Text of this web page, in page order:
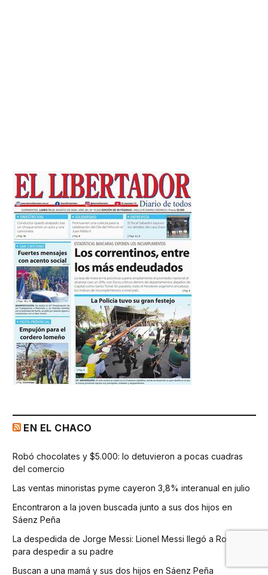
EN EL CHACO
Robó chocolates y $5.000: lo detuvieron a pocas cuadras
del comercio
Las ventas minoristas pyme cayeron 3,8% interanual en julio
Encontraron a la joven buscada junto a sus dos hijos en
Sáenz Peña
La despedida de Jorge Messi: Lionel Messi llegó a Rosario
para despedir a su padre
Buscan a una mamá y sus dos hijos en Sáenz Peña